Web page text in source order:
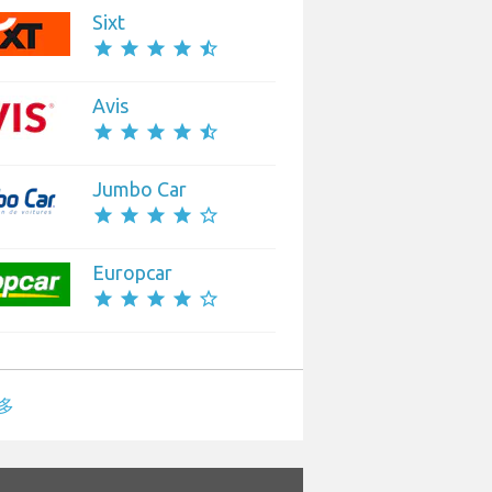
Sixt
star star star star star_half
Avis
star star star star star_half
Jumbo Car
star star star star star_border
Europcar
star star star star star_border